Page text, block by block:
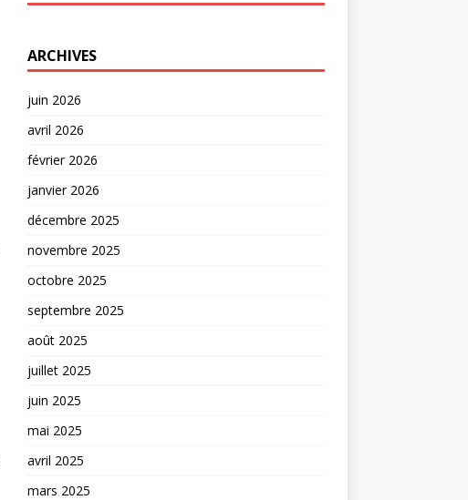
ARCHIVES
juin 2026
avril 2026
février 2026
janvier 2026
décembre 2025
novembre 2025
octobre 2025
septembre 2025
août 2025
juillet 2025
juin 2025
mai 2025
avril 2025
mars 2025